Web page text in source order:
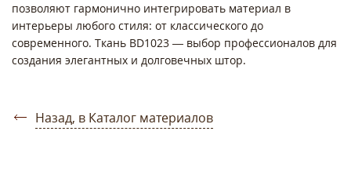
позволяют гармонично интегрировать материал в
интерьеры любого стиля: от классического до
современного. Ткань BD1023 — выбор профессионалов для
создания элегантных и долговечных штор.
Назад, в Каталог материалов